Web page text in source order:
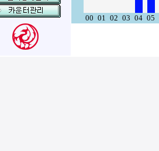
00 01 02 03 04 05